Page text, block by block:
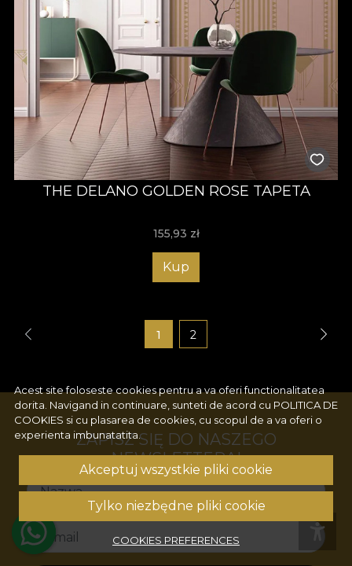
THE DELANO GOLDEN ROSE TAPETA
155,93 zł
Kup
1 2
Acest site foloseste cookies pentru a va oferi functionalitatea
dorita. Navigand in continuare, sunteti de acord cu POLITICA DE
COOKIES si cu plasarea de cookies, cu scopul de a va oferi o
experienta imbunatatita.
Akceptuj wszystkie pliki cookie
Tylko niezbędne pliki cookie
COOKIES PREFERENCES
ZAPISZ SIĘ DO NASZEGO
NEWSLETTERA!
Nazwa
E-mail